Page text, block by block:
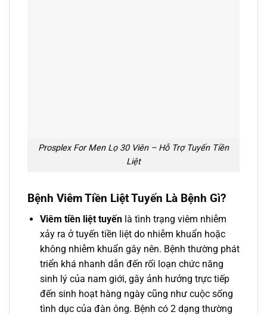
Prosplex For Men Lọ 30 Viên – Hỗ Trợ Tuyến Tiền
Liệt
Bệnh Viêm Tiền Liệt Tuyến Là Bệnh Gì?
Viêm tiền liệt tuyếnlà tình trạng viêm nhiễm
xảy ra ở tuyến tiền liệt do nhiễm khuẩn hoặc
không nhiễm khuẩn gây nên. Bệnh thường phát
triển khá nhanh dẫn đến rối loạn chức năng
sinh lý của nam giới, gây ảnh hưởng trực tiếp
đến sinh hoạt hàng ngày cũng như cuộc sống
tình dục của đàn ông. Bệnh có 2 dạng thường